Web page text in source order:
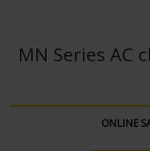
MN Series AC
ONLINE